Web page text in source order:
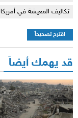
تكاليف المعيشة في أمريكا
اقترح تصحيحاً
قد يهمك أيضاً